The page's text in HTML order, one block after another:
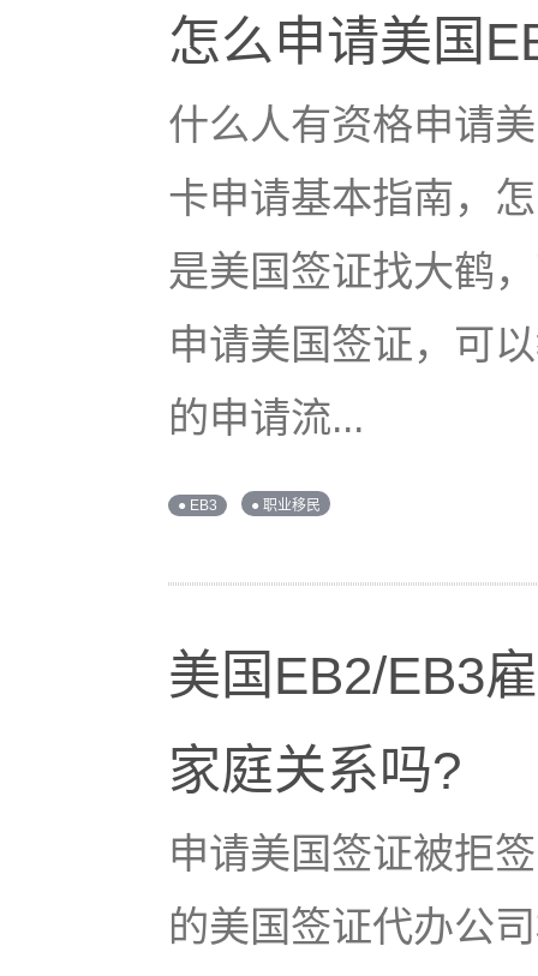
怎么申请美国
什么人有资格申请
卡申请基本指南，
是美国签证找大鹤
申请美国签证，可
的申请流...
● EB3 ● 职业移民
美国EB2/EB3
家庭关系吗?
申请美国签证被拒
的美国签证代办公